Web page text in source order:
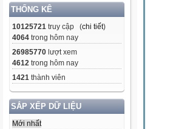
THỐNG KÊ
10125721 truy cập (chi tiết)
4064 trong hôm nay
26985770 lượt xem
4612 trong hôm nay
1421 thành viên
SẮP XẾP DỮ LIỆU
Mới nhất